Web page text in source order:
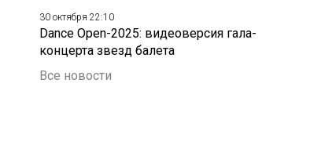
30 октября 22:10
Dance Open-2025: видеоверсия гала-
концерта звезд балета
Все новости